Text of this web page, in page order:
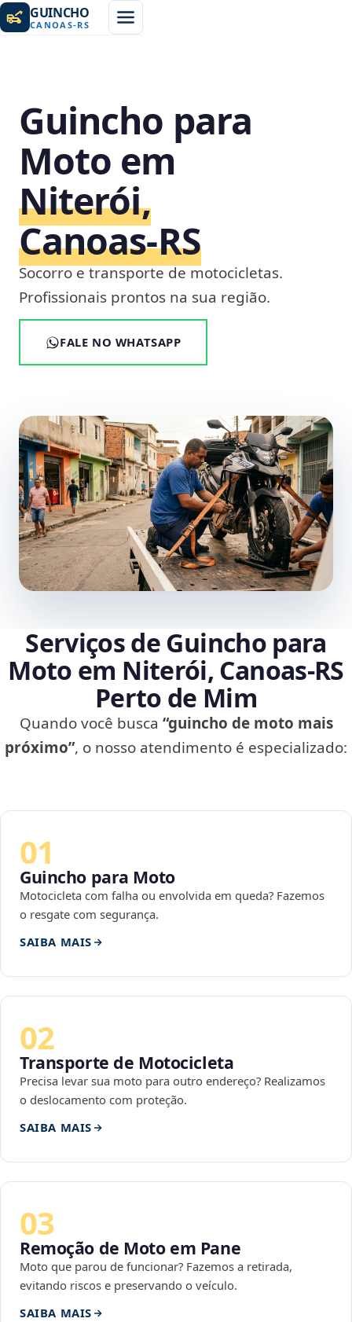
GUINCHO
CANOAS-RS
Guincho para
Moto em
Niterói,
Canoas‑RS
Socorro e transporte de motocicletas.
Profissionais prontos na sua região.
FALE NO WHATSAPP
Serviços de Guincho para
Moto em Niterói, Canoas‑RS
Perto de Mim
Quando você busca “guincho de moto mais
próximo”, o nosso atendimento é especializado:
01
Guincho para Moto
Motocicleta com falha ou envolvida em queda? Fazemos
o resgate com segurança.
SAIBA MAIS
02
Transporte de Motocicleta
Precisa levar sua moto para outro endereço? Realizamos
o deslocamento com proteção.
SAIBA MAIS
03
Remoção de Moto em Pane
Moto que parou de funcionar? Fazemos a retirada,
evitando riscos e preservando o veículo.
SAIBA MAIS